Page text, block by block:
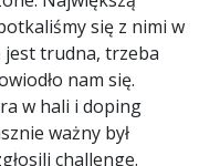
się z nimi w
jest trudna, trzeba
nam się.
w hali i doping
ważny był
challenge.